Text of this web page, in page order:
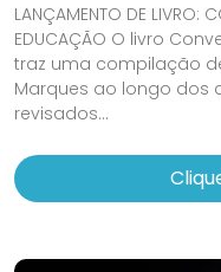
LANÇAMENTO DE LIVRO:
EDUCAÇÃO O livro
traz uma compilação
Marques ao longo dos
revisados...